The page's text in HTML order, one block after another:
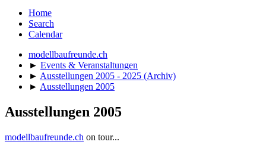
Home
Search
Calendar
modellbaufreunde.ch
► Events & Veranstaltungen
► Ausstellungen 2005 - 2025 (Archiv)
► Ausstellungen 2005
Ausstellungen 2005
modellbaufreunde.ch on tour...